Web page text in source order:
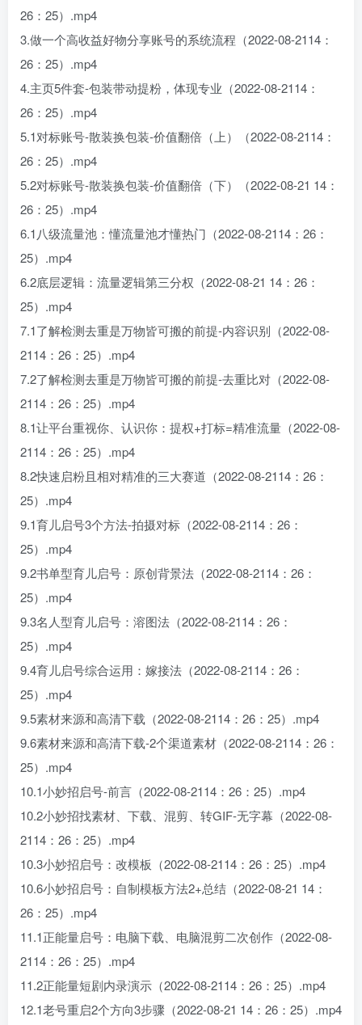
26：25）.mp4
3.做一个高收益好物分享账号的系统流程（2022-08-2114：
26：25）.mp4
4.主页5件套-包装带动提粉，体现专业（2022-08-2114：
26：25）.mp4
5.1对标账号-散装换包装-价值翻倍（上）（2022-08-2114：
26：25）.mp4
5.2对标账号-散装换包装-价值翻倍（下）（2022-08-21 14：
26：25）.mp4
6.1八级流量池：懂流量池才懂热门（2022-08-2114：26：
25）.mp4
6.2底层逻辑：流量逻辑第三分权（2022-08-21 14：26：
25）.mp4
7.1了解检测去重是万物皆可搬的前提-内容识别（2022-08-
2114：26：25）.mp4
7.2了解检测去重是万物皆可搬的前提-去重比对（2022-08-
2114：26：25）.mp4
8.1让平台重视你、认识你：提权+打标=精准流量（2022-08-
2114：26：25）.mp4
8.2快速启粉且相对精准的三大赛道（2022-08-2114：26：
25）.mp4
9.1育儿启号3个方法-拍摄对标（2022-08-2114：26：
25）.mp4
9.2书单型育儿启号：原创背景法（2022-08-2114：26：
25）.mp4
9.3名人型育儿启号：溶图法（2022-08-2114：26：
25）.mp4
9.4育儿启号综合运用：嫁接法（2022-08-2114：26：
25）.mp4
9.5素材来源和高清下载（2022-08-2114：26：25）.mp4
9.6素材来源和高清下载-2个渠道素材（2022-08-2114：26：
25）.mp4
10.1小妙招启号-前言（2022-08-2114：26：25）.mp4
10.2小妙招找素材、下载、混剪、转GIF-无字幕（2022-08-
2114：26：25）.mp4
10.3小妙招启号：改模板（2022-08-2114：26：25）.mp4
10.6小妙招启号：自制模板方法2+总结（2022-08-21 14：
26：25）.mp4
11.1正能量启号：电脑下载、电脑混剪二次创作（2022-08-
2114：26：25）.mp4
11.2正能量短剧内录演示（2022-08-2114：26：25）.mp4
12.1老号重启2个方向3步骤（2022-08-21 14：26：25）.mp4